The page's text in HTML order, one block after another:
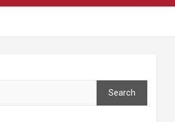
Search